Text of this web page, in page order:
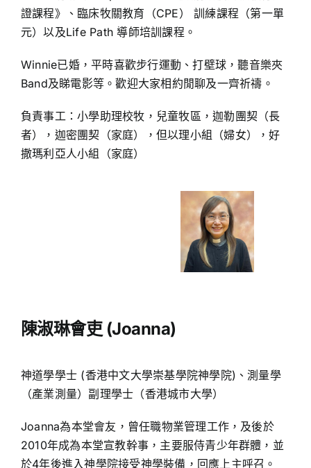
證課程》、臨床牧關教育（CPE） 訓練課程（第一單
元）以及Life Path 導師培訓課程。
Winnie已婚，平時喜歡步行運動、打壁球，聽音樂夾
Band及睇電影等。歡迎大家相約閒聊及一齊祈禱。
負責事工：小學助理校牧，兒童牧區，迦勒團契（長
者），​​迦密團契​​（家庭），但以理小組（婦女），​​​​​​​​好
撒瑪利亞人小組（家庭）
陳淑琳會吏 (Joanna)
神道學學士 (香港中文大學崇基學院神學院)、測量學
（產業測量）副理學士（香港城市大學）
Joanna為本堂會友，曾任職物業管理工作，及後於
2010年成為本堂宣教幹事，主要服侍青少年群體，並
於4年後進入神學院接受神學裝備，回應上主呼召。